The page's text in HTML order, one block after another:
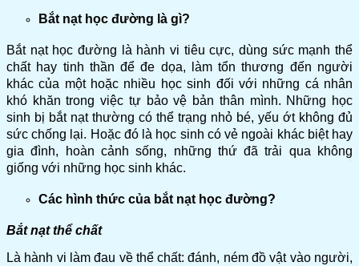
Bắt nạt học đường là gì?
Bắt nạt học đường là hành vi tiêu cực, dùng sức mạnh thể
chất hay tinh thần để đe dọa, làm tổn thương đến người
khác của một hoặc nhiều học sinh đối với những cá nhân
khó khăn trong việc tự bảo vệ bản thân mình. Những học
sinh bị bắt nạt thường có thể trạng nhỏ bé, yếu ớt không đủ
sức chống lại. Hoặc đó là học sinh có vẻ ngoài khác biệt hay
gia đình, hoàn cảnh sống, những thứ đã trải qua không
giống với những học sinh khác.
Các hình thức của bắt nạt học đường?
Bắt nạt thể chất
Là hành vi làm đau về thể chất: đánh, ném đồ vật vào người,